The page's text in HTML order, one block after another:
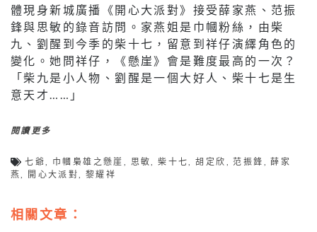
體現身新城廣播《開心大派對》接受薛家燕、范振
鋒與思敏的錄音訪問。家燕姐是巾幗粉絲，由柴
九、劉醒到今季的柴十七，留意到祥仔演繹角色的
變化。她問祥仔，《懸崖》會是難度最高的一次？
「柴九是小人物、劉醒是一個大好人、柴十七是生
意天才……」
閱讀更多
七爺 巾幗梟雄之懸崖 思敏 ,柴十七 ,胡定欣 ,范振鋒 ,薛家
燕
開心大派對 ,黎耀祥
相關文章：